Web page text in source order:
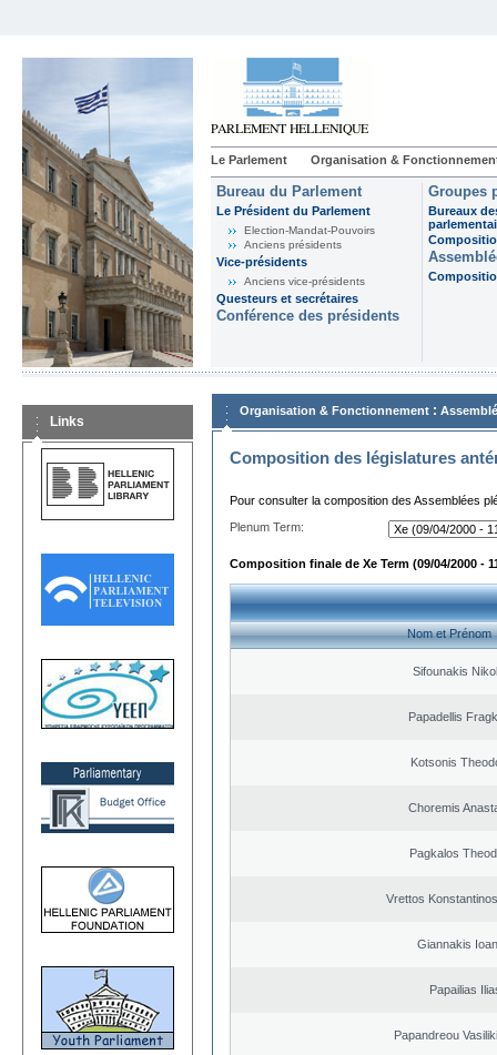
Le Parlement Organisation &
Bureau du Parlement
Le Président du Parlement
Election-Mandat-Pouvoirs
Anciens présidents
Vice-présidents
Anciens vice-présidents
Questeurs et secrétaires
Conférence des présidents
Groupes
Bureaux
Links
Organisation & Fonctionnement :
Composition des législatures
Pour consulter la composition des Assemblées
Plenum Term:
Composition finale de Xe Term (09/04/2000 -
Nom et Prénom
Sifounakis
Papadellis
Kotsonis
Choremis
Pagkalos
Vrettos
Giannakis
Papailias
Papandreou